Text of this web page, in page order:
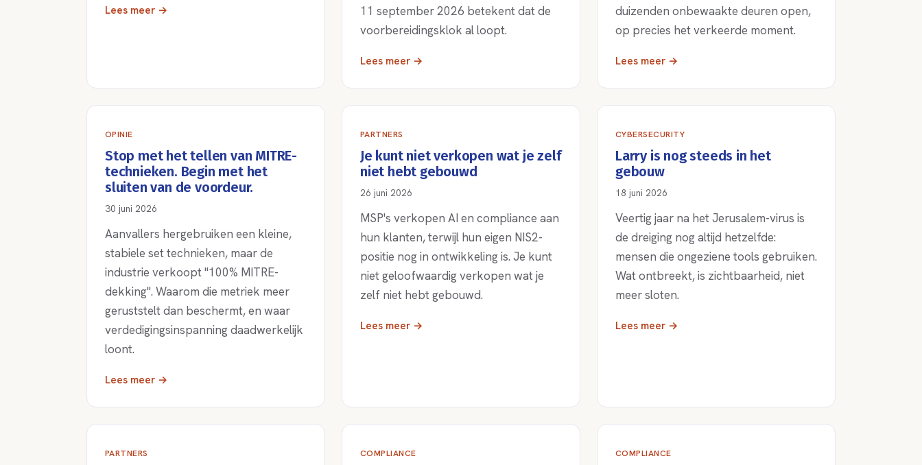
Lees meer →
11 september 2026 betekent dat de
voorbereidingsklok al loopt.
Lees meer →
duizenden onbewaakte deuren open,
op precies het verkeerde moment.
Lees meer →
OPINIE
Stop met het tellen van MITRE-
technieken. Begin met het
sluiten van de voordeur.
30 juni 2026
Aanvallers hergebruiken een kleine,
stabiele set technieken, maar de
industrie verkoopt "100% MITRE-
dekking". Waarom die metriek meer
geruststelt dan beschermt, en waar
verdedigingsinspanning daadwerkelijk
loont.
Lees meer →
PARTNERS
Je kunt niet verkopen wat je zelf
niet hebt gebouwd
26 juni 2026
MSP's verkopen AI en compliance aan
hun klanten, terwijl hun eigen NIS2-
positie nog in ontwikkeling is. Je kunt
niet geloofwaardig verkopen wat je
zelf niet hebt gebouwd.
Lees meer →
CYBERSECURITY
Larry is nog steeds in het
gebouw
18 juni 2026
Veertig jaar na het Jerusalem-virus is
de dreiging nog altijd hetzelfde:
mensen die ongeziene tools gebruiken.
Wat ontbreekt, is zichtbaarheid, niet
meer sloten.
Lees meer →
PARTNERS COMPLIANCE COMPLIANCE